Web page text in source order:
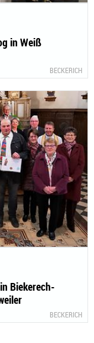
in Weiß
BECKERICH
Biekerech-
BECKERICH